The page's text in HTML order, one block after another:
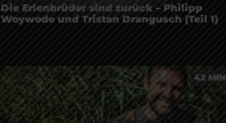
Die Erlenbrüder sind zurück – Philipp
Woywode und Tristan Drangusch (Teil 1)
42 MIN